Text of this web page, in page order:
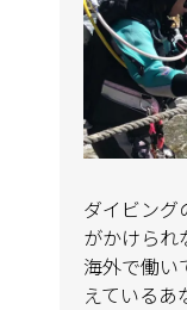
ダイビング
がかけられ
海外で働い
えているあ